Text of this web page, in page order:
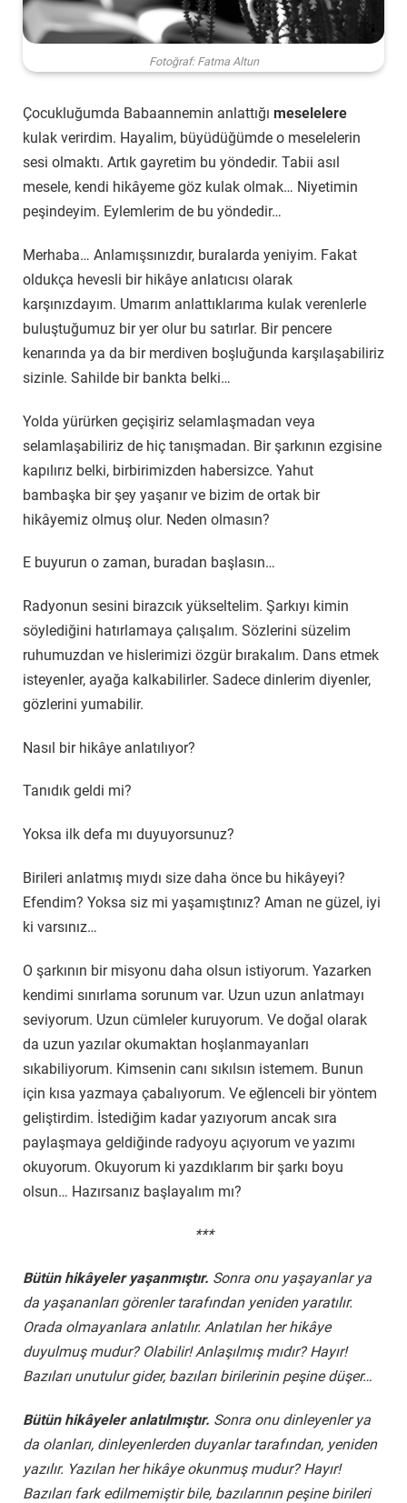
Fotoğraf: Fatma Altun
Çocukluğumda Babaannemin anlattığı meselelere
kulak verirdim. Hayalim, büyüdüğümde o meselelerin
sesi olmaktı. Artık gayretim bu yöndedir. Tabii asıl
mesele, kendi hikâyeme göz kulak olmak… Niyetimin
peşindeyim. Eylemlerim de bu yöndedir…
Merhaba… Anlamışsınızdır, buralarda yeniyim. Fakat
oldukça hevesli bir hikâye anlatıcısı olarak
karşınızdayım. Umarım anlattıklarıma kulak verenlerle
buluştuğumuz bir yer olur bu satırlar. Bir pencere
kenarında ya da bir merdiven boşluğunda karşılaşabiliriz
sizinle. Sahilde bir bankta belki…
Yolda yürürken geçişiriz selamlaşmadan veya
selamlaşabiliriz de hiç tanışmadan. Bir şarkının ezgisine
kapılırız belki, birbirimizden habersizce. Yahut
bambaşka bir şey yaşanır ve bizim de ortak bir
hikâyemiz olmuş olur. Neden olmasın?
E buyurun o zaman, buradan başlasın…
Radyonun sesini birazcık yükseltelim. Şarkıyı kimin
söylediğini hatırlamaya çalışalım. Sözlerini süzelim
ruhumuzdan ve hislerimizi özgür bırakalım. Dans etmek
isteyenler, ayağa kalkabilirler. Sadece dinlerim diyenler,
gözlerini yumabilir.
Nasıl bir hikâye anlatılıyor?
Tanıdık geldi mi?
Yoksa ilk defa mı duyuyorsunuz?
Birileri anlatmış mıydı size daha önce bu hikâyeyi?
Efendim? Yoksa siz mi yaşamıştınız? Aman ne güzel, iyi
ki varsınız…
O şarkının bir misyonu daha olsun istiyorum. Yazarken
kendimi sınırlama sorunum var. Uzun uzun anlatmayı
seviyorum. Uzun cümleler kuruyorum. Ve doğal olarak
da uzun yazılar okumaktan hoşlanmayanları
sıkabiliyorum. Kimsenin canı sıkılsın istemem. Bunun
için kısa yazmaya çabalıyorum. Ve eğlenceli bir yöntem
geliştirdim. İstediğim kadar yazıyorum ancak sıra
paylaşmaya geldiğinde radyoyu açıyorum ve yazımı
okuyorum. Okuyorum ki yazdıklarım bir şarkı boyu
olsun… Hazırsanız başlayalım mı?
***
Bütün hikâyeler yaşanmıştır. Sonra onu yaşayanlar ya
da yaşananları görenler tarafından yeniden yaratılır.
Orada olmayanlara anlatılır. Anlatılan her hikâye
duyulmuş mudur? Olabilir! Anlaşılmış mıdır? Hayır!
Bazıları unutulur gider, bazıları birilerinin peşine düşer…
Bütün hikâyeler anlatılmıştır. Sonra onu dinleyenler ya
da olanları, dinleyenlerden duyanlar tarafından, yeniden
yazılır. Yazılan her hikâye okunmuş mudur? Hayır!
Bazıları fark edilmemiştir bile, bazılarının peşine birileri